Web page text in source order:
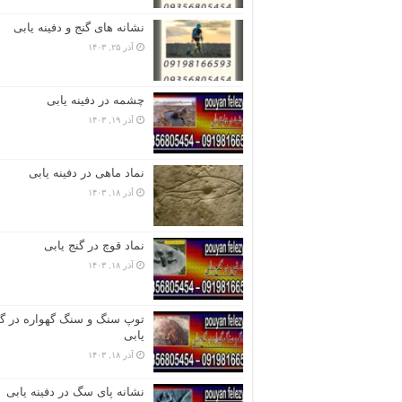
نشانه های گنج و دفینه یابی
آذر ۲۵, ۱۴۰۳
چشمه در دفینه یابی
آذر ۱۹, ۱۴۰۳
نماد ماهی در دفینه یابی
آذر ۱۸, ۱۴۰۳
نماد قوچ در گنج یابی
آذر ۱۸, ۱۴۰۳
توپ سنگ و سنگ گهواره در
یابی
آذر ۱۸, ۱۴۰۳
نشانه پای سگ در دفینه یابی